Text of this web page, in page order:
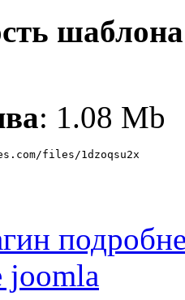
шаблона
: 1.08 Mb
files/1dzoqsu2x
joomla